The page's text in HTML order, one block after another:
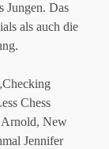
Jungen. Das
als auch die
Chess
Arnold, New
Jennifer